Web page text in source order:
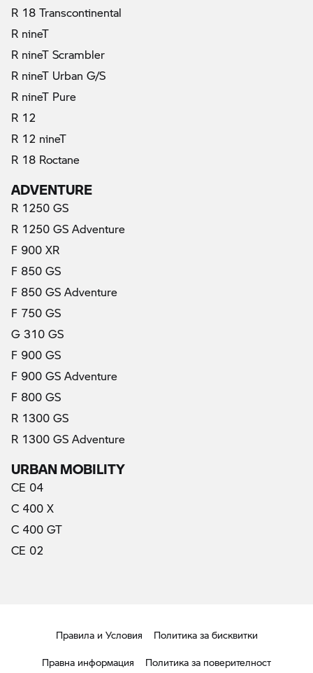
R 18 Transcontinental
R nineT
R nineT Scrambler
R nineT Urban G/S
R nineT Pure
R 12
R 12 nineT
R 18 Roctane
ADVENTURE
R 1250 GS
R 1250 GS Adventure
F 900 XR
F 850 GS
F 850 GS Adventure
F 750 GS
G 310 GS
F 900 GS
F 900 GS Adventure
F 800 GS
R 1300 GS
R 1300 GS Adventure
URBAN MOBILITY
CE 04
C 400 X
C 400 GT
CE 02
Правила и Условия
Политика за бисквитки
Правна информация
Политика за поверителност